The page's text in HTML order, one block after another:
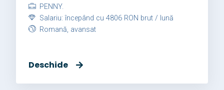
PENNY.
Salariu: începând cu 4806 RON brut / lună
Romană, avansat
Deschide